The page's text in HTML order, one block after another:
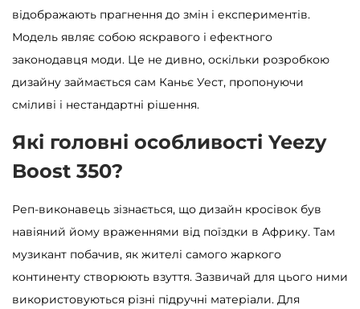
відображають прагнення до змін і експериментів.
Модель являє собою яскравого і ефектного
законодавця моди. Це не дивно, оскільки розробкою
дизайну займається сам Каньє Уест, пропонуючи
сміливі і нестандартні рішення.
Які головні особливості Yeezy
Boost 350?
Реп-виконавець зізнається, що дизайн кросівок був
навіяний йому враженнями від поїздки в Африку. Там
музикант побачив, як жителі самого жаркого
континенту створюють взуття. Зазвичай для цього ними
використовуються різні підручні матеріали. Для